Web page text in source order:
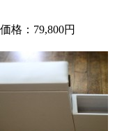
価格：79,800円